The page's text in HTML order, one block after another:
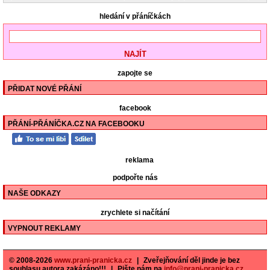
hledání v přáníčkách
zapojte se
PŘIDAT NOVÉ PŘÁNÍ
facebook
PŘÁNÍ-PŘÁNÍČKA.CZ NA FACEBOOKU
reklama
podpořte nás
NAŠE ODKAZY
zrychlete si načítání
VYPNOUT REKLAMY
© 2008-2026 www.prani-pranicka.cz
Zveřejňování děl jinde je bez